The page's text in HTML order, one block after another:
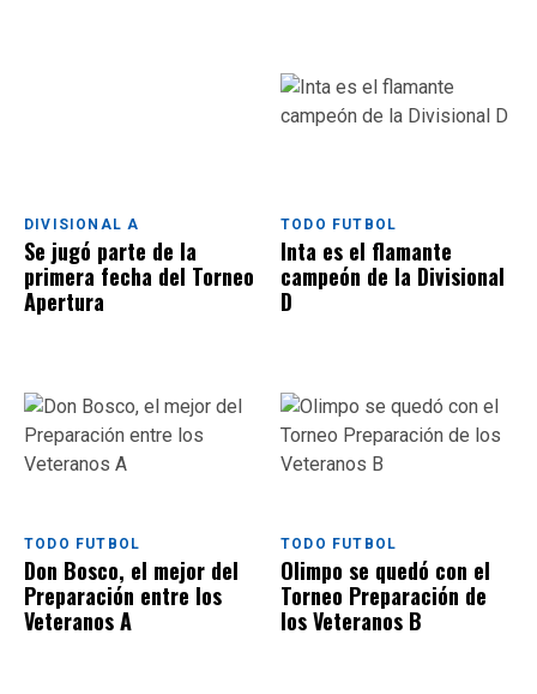
DIVISIONAL A
Se jugó parte de la
primera fecha del Torneo
Apertura
TODO FUTBOL
Inta es el flamante
campeón de la Divisional
D
TODO FUTBOL
Don Bosco, el mejor del
Preparación entre los
Veteranos A
TODO FUTBOL
Olimpo se quedó con el
Torneo Preparación de
los Veteranos B